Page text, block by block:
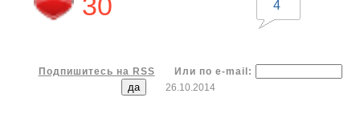
4
Подпишитесь на RSS
Или по e-mail:
26.10.2014